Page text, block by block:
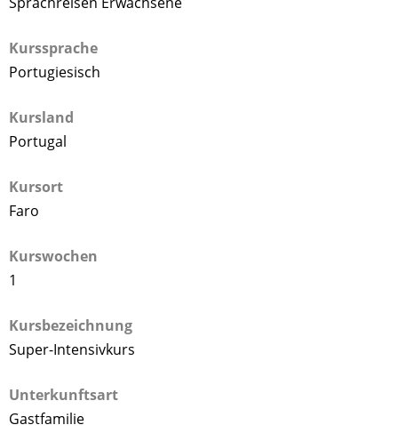
Kurssprache
Portugiesisch
Kursland
Portugal
Kursort
Faro
Kurswochen
1
Kursbezeichnung
Super-Intensivkurs
Unterkunftsart
Gastfamilie